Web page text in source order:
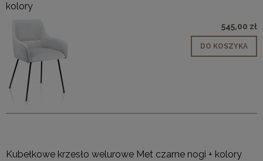
kolory
545,00 zł
DO KOSZYKA
Kubełkowe krzesło welurowe Met czarne nogi + kolory